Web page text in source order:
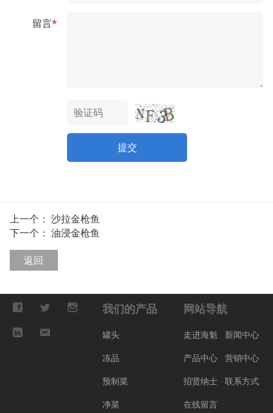
留言*
提交
上一个： 沙拉金枪鱼
下一个： 油浸金枪鱼
返回
我们的产品
罐头
冻品
预制菜
净菜
网站导航
走进海魁
新闻中心
产品中心
营销中心
招贤纳士
联系方式
在线留言